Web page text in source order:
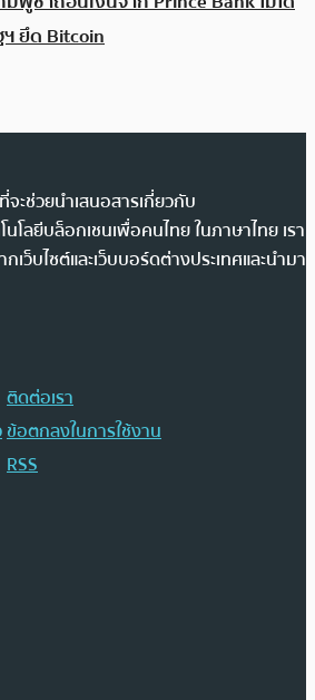
ยึด Bitcoin
ะช่วยนำเสนอสารเกี่ยวกับ
โลยีบล็อกเชนเพื่อคนไทย ในภาษาไทย เรา
ว็บไซต์และเว็บบอร์ดต่างประเทศและนำมา
ติดต่อเรา
ข้อตกลงในการใช้งาน
RSS